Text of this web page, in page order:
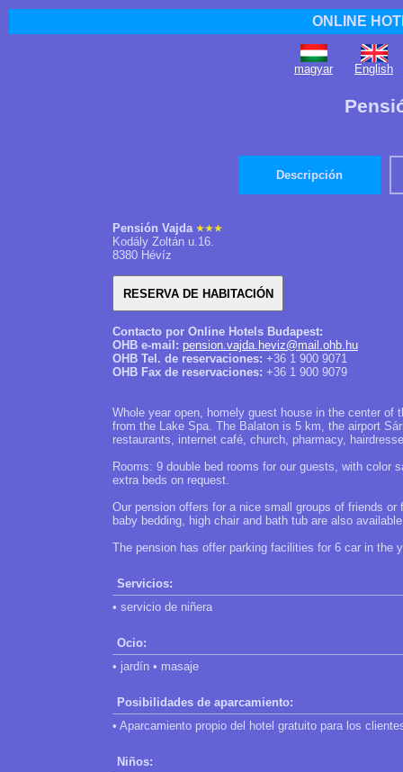
ONLINE
magyar English
Descripción
Pensión Vajda
Kodály Zoltán u.16.
8380 Hévíz
Contacto por Online Hotels Budapest:
OHB e-mail: pension.vajda.heviz@mail.ohb.hu
OHB Tel. de reservaciones: +36 1 900 9071
OHB Fax de reservaciones: +36 1 900 9079
Whole year open, homely guest house in the center of
from the Lake Spa. The Balaton is 5 km, the airport
restaurants, internet café, church, pharmacy,
Rooms: 9 double bed rooms for our guests, with color
extra beds on request.
Our pension offers for a nice small groups of friends
baby bedding, high chair and bath tub are also
The pension has offer parking facilities for 6 car in the
Servicios:
• servicio de niñera
Ocio:
• jardín • masaje
Posibilidades de aparcamiento:
• Aparcamiento propio del hotel gratuito para los
Niños: